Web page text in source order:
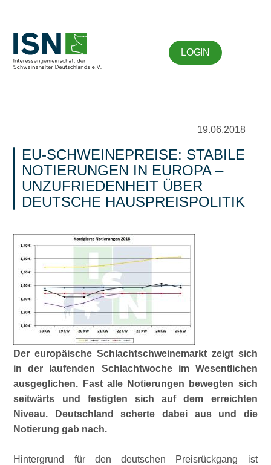
LOGIN
19.06.2018
EU-SCHWEINEPREISE: STABILE
NOTIERUNGEN IN EUROPA –
UNZUFRIEDENHEIT ÜBER
DEUTSCHE HAUSPREISPOLITIK
Der europäische Schlachtschweinemarkt zeigt sich
in der laufenden Schlachtwoche im Wesentlichen
ausgeglichen. Fast alle Notierungen bewegten sich
seitwärts und festigten sich auf dem erreichten
Niveau. Deutschland scherte dabei aus und die
Notierung gab nach.
Hintergrund für den deutschen Preisrückgang ist